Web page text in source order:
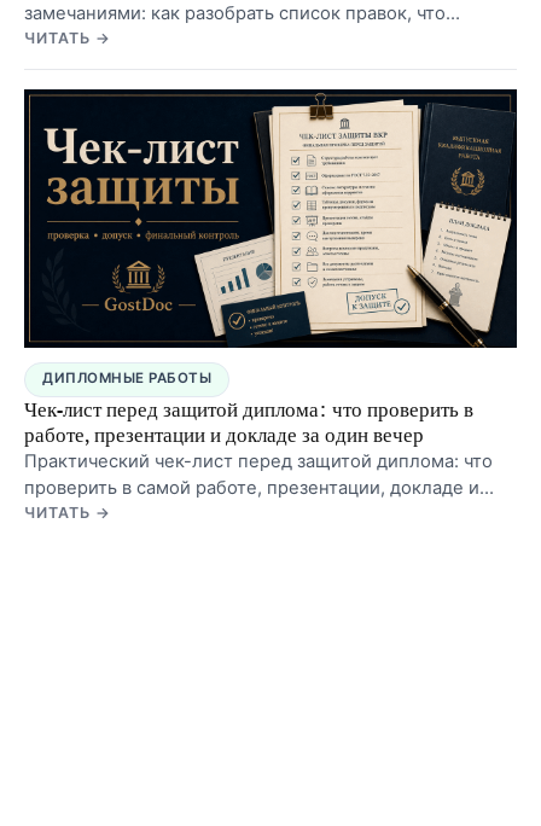
замечаниями: как разобрать список правок, что
исправлять сначала, какие замечания тянут за собой
другие и как не сломать документ перед повторной
сдачей.
ЧИТАТЬ →
ДИПЛОМНЫЕ РАБОТЫ
Чек-лист перед защитой диплома: что проверить в
работе, презентации и докладе за один вечер
Практический чек-лист перед защитой диплома: что
проверить в самой работе, презентации, докладе и
организационной части, чтобы не провалиться на
ЧИТАТЬ →